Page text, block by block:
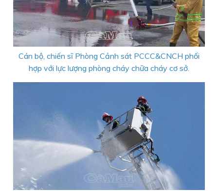
Cán bộ, chiến sĩ Phòng Cảnh sát PCCC&CNCH phối
hợp với lực lượng phòng cháy chữa cháy cơ sở.